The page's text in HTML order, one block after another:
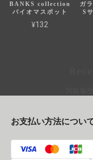
BANKS collection
バイオマスポット
¥132
ガ
S
お支払い方法につい